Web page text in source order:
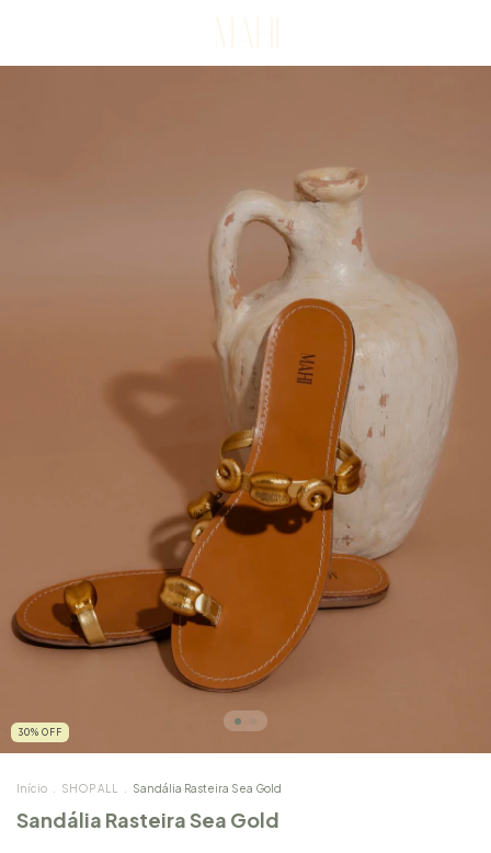
30% OFF
Início SHOP ALL Sandália Rasteira Sea Gold
Sandália Rasteira Sea Gold